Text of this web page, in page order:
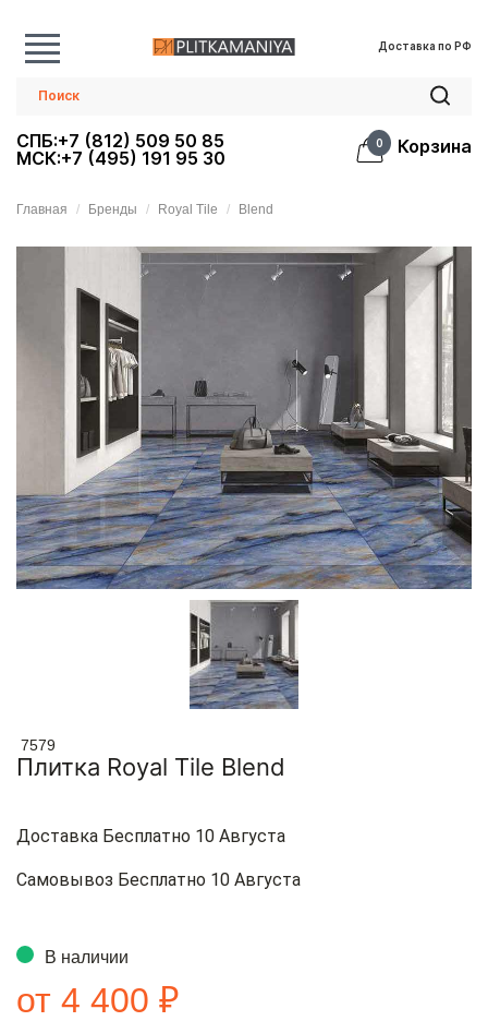
Доставка по РФ
СПБ:+7 (812) 509 50 85
МСК:+7 (495) 191 95 30
0 Корзина
Главная Бренды Royal Tile Blend
7579
Плитка Royal Tile Blend
Доставка Бесплатно 10 Августа
Самовывоз Бесплатно 10 Августа
В наличии
от 4 400 ₽